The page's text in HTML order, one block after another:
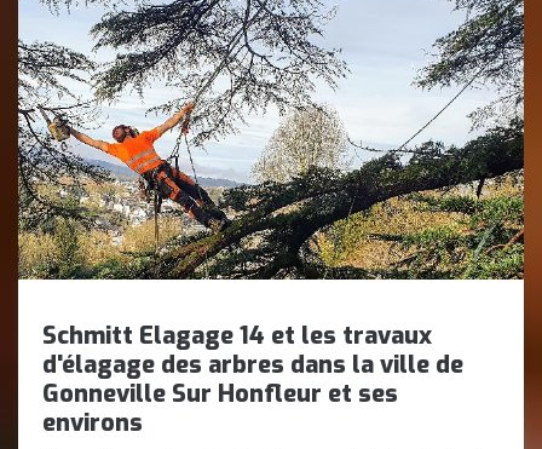
Schmitt Elagage 14 et les travaux
d'élagage des arbres dans la ville de
Gonneville Sur Honfleur et ses
environs